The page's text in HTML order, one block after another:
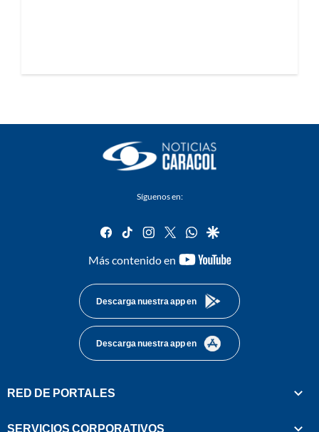
Síguenos en:
facebook
tiktok instagram
twitterwhatsapp
google
Más contenido en
youtube-
Descarga nuestra app en
Descarga nuestra app en
RED DE PORTALES
SERVICIOS CORPORATIVOS